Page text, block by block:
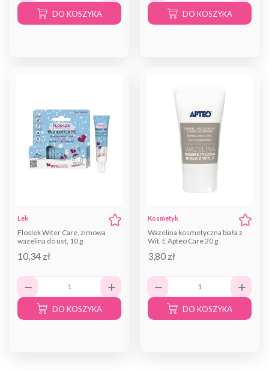
DO KOSZYKA DO KOSZYKA
Lek
Floslek Witer Care, zimowa
wazelina do ust, 10 g
10,34 zł
DO KOSZYKA
Kosmetyk
Wazelina kosmetyczna biała z
Wit. E Apteo Care 20 g
3,80 zł
DO KOSZYKA